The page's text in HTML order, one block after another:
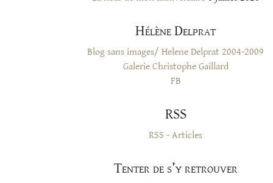
Hélène Delprat
Blog sans images/ Helene Delprat 2004-2009
Galerie Christophe Gaillard
FB
RSS
RSS - Articles
Tenter de s’y retrouver